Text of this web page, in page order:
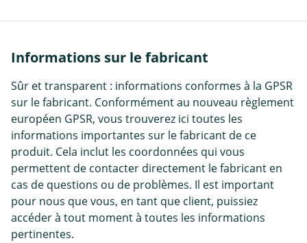
Informations sur le fabricant
Sûr et transparent : informations conformes à la GPSR
sur le fabricant. Conformément au nouveau règlement
européen GPSR, vous trouverez ici toutes les
informations importantes sur le fabricant de ce
produit. Cela inclut les coordonnées qui vous
permettent de contacter directement le fabricant en
cas de questions ou de problèmes. Il est important
pour nous que vous, en tant que client, puissiez
accéder à tout moment à toutes les informations
pertinentes.